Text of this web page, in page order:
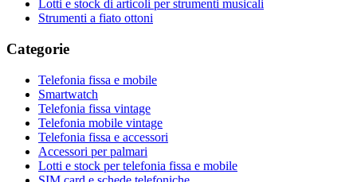
Lotti e stock di articoli per strumenti musicali
Strumenti a fiato ottoni
Categorie
Telefonia fissa e mobile
Smartwatch
Telefonia fissa vintage
Telefonia mobile vintage
Telefonia fissa e accessori
Accessori per palmari
Lotti e stock per telefonia fissa e mobile